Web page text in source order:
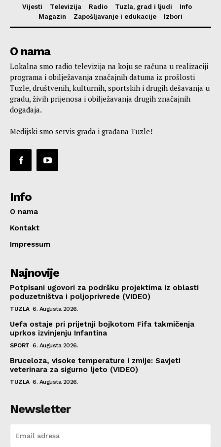
Vijesti Televizija Radio Tuzla, grad i ljudi
Info
Magazin
Zapošljavanje i edukacije Izbori
O nama
Lokalna smo radio televizija na koju se računa u realizaciji
programa i obilježavanja značajnih datuma iz prošlosti
Tuzle, društvenih, kulturnih, sportskih i drugih dešavanja u
gradu, živih prijenosa i obilježavanja drugih značajnih
događaja.
Medijski smo servis grada i građana Tuzle!
Info
O nama
Kontakt
Impressum
Najnovije
Potpisani ugovori za podršku projektima iz oblasti
poduzetništva i poljoprivrede (VIDEO)
TUZLA 6. Augusta 2026.
Uefa ostaje pri prijetnji bojkotom Fifa takmičenja
uprkos izvinjenju Infantina
SPORT 6. Augusta 2026.
Bruceloza, visoke temperature i zmije: Savjeti
veterinara za sigurno ljeto (VIDEO)
TUZLA 6. Augusta 2026.
Newsletter